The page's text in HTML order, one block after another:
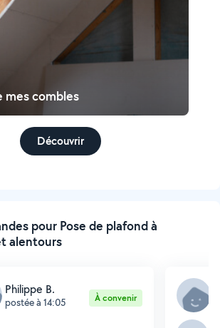
mes combles
Découvrir
pour Pose de plafond à
alentours
Philippe B.
postée à 14:05 À convenir